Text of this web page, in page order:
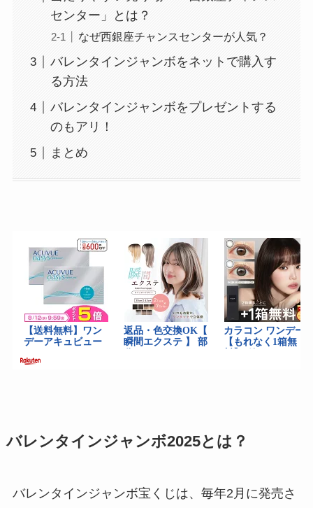
センター」とは？
なぜ西銀座チャンスセンターが人気？
バレンタインジャンボをネットで購入す
る方法
バレンタインジャンボをプレゼントする
のもアリ！
まとめ
バレンタインジャンボ2025とは？
バレンタインジャンボ宝くじは、毎年2月に発売さ